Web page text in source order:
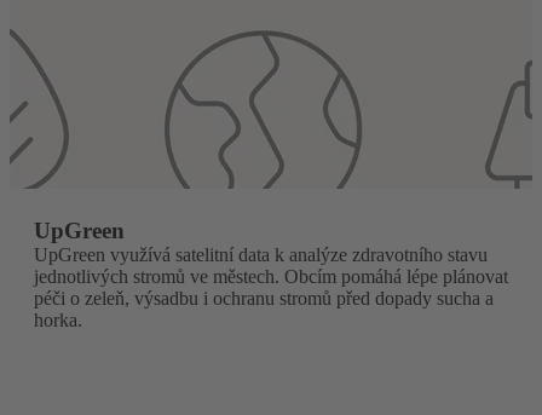
UpGreen
UpGreen využívá satelitní data k analýze zdravotního stavu
jednotlivých stromů ve městech. Obcím pomáhá lépe plánovat
péči o zeleň, výsadbu i ochranu stromů před dopady sucha a
horka.